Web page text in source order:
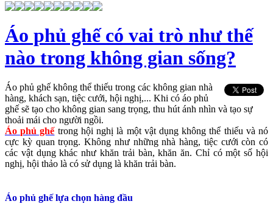
Áo phủ ghế có vai trò như thế
nào trong không gian sống?
Áo phủ ghế không thể thiếu trong các không gian nhà
hàng, khách sạn, tiệc cưới, hội nghị,... Khi có áo phủ
ghế sẽ tạo cho không gian sang trọng, thu hút ánh nhìn và tạo sự
thoải mái cho người ngồi.
Áo phủ ghếtrong hội nghị là một vật dụng không thể thiếu và nó
cực kỳ quan trọng. Không như những nhà hàng, tiệc cưới còn có
các vật dụng khác như khăn trải bàn, khăn ăn. Chỉ có một số hội
nghị, hội thảo là có sử dụng là khăn trải bàn.
Áo phủ ghế lựa chọn hàng đầu